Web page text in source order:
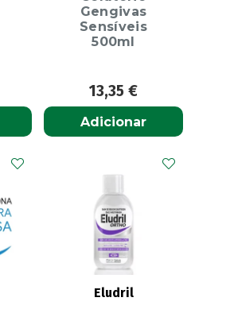
Gengivas
Sensíveis
500ml
13,35 €
Adicionar
Eludril